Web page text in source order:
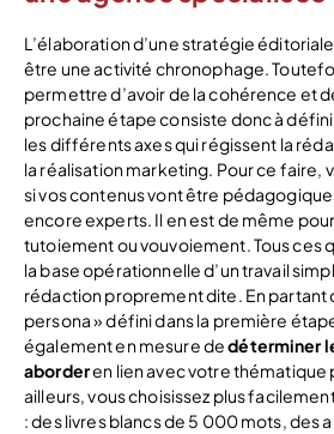
L’élaboration d’une stratégie
être une activité chronophage.
permettre d’avoir de la cohérence et
prochaine étape consiste donc à
les différents axes qui régissent la
la réalisation marketing. Pour ce faire,
si vos contenus vont être
encore experts. Il en est de même
tutoiement ou vouvoiement. Tous ces
la base opérationnelle d’un travail
rédaction proprement dite. En partant
persona » défini dans la première
également en mesure dedéterminer
aborderen lien avec votre thématique
ailleurs, vous choisissez plus
: des livres blancs de 5 000 mots, des